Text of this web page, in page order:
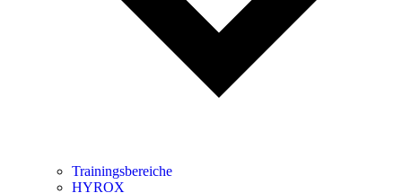
Trainingsbereiche
HYROX